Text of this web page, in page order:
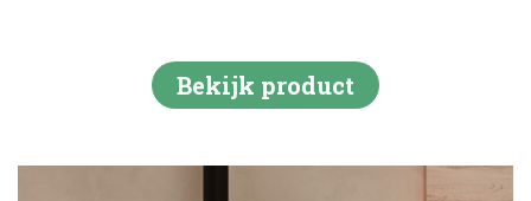
Bekijk product